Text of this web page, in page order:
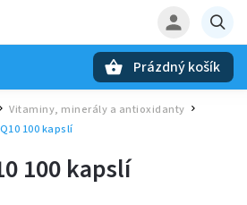
Prázdný košík
Vitaminy, minerály a antioxidanty
100 kapslí
100 kapslí